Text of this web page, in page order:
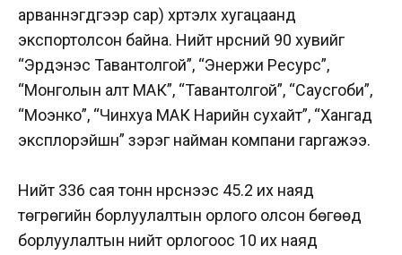
арваннэгдүгээр сар) хүртэлх хугацаанд
экспортолсон байна. Нийт нүүрсний 90 хувийг
“Эрдэнэс Тавантолгой”, “Энержи Ресурс”,
“Монголын алт МАК”, “Тавантолгой”, “Саусгоби”,
“Моэнко”, “Чинхуа МАК Нарийн сухайт”, “Хангад
эксплорэйшн” зэрэг найман компани гаргажээ.
Нийт 336 сая тонн нүүрснээс 45.2 их наяд
төгрөгийн борлуулалтын орлого олсон бөгөөд
борлуулалтын нийт орлогоос 10 их наяд